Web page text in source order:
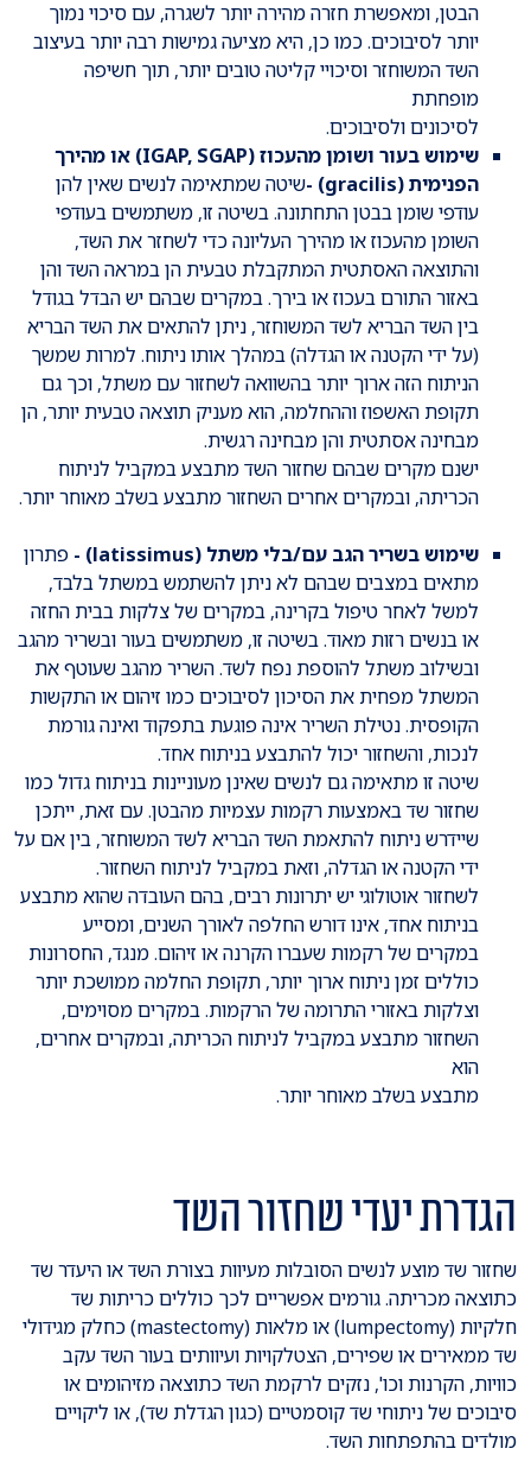
הבטן, ומאפשרת חזרה מהירה יותר לשגרה, עם סיכוי נמוך
יותר לסיבוכים. כמו כן, היא מציעה גמישות רבה יותר בעיצוב
השד המשוחזר וסיכויי קליטה טובים יותר, תוך חשיפה
מופחתת
לסיכונים ולסיבוכים.
שימוש בעור ושומן מהעכוז (IGAP, SGAP) או מהירך
הפנימית (gracilis) -
שיטה שמתאימה לנשים שאין להן
עודפי שומן בבטן התחתונה. בשיטה זו, משתמשים בעודפי
השומן מהעכוז או מהירך העליונה כדי לשחזר את השד,
והתוצאה האסתטית המתקבלת טבעית הן במראה השד והן
באזור התורם בעכוז או בירך. במקרים שבהם יש הבדל בגודל
בין השד הבריא לשד המשוחזר, ניתן להתאים את השד הבריא
(על ידי הקטנה או הגדלה) במהלך אותו ניתוח. למרות שמשך
הניתוח הזה ארוך יותר בהשוואה לשחזור עם משתל, וכך גם
תקופת האשפוז וההחלמה, הוא מעניק תוצאה טבעית יותר, הן
מבחינה אסתטית והן מבחינה רגשית.
ישנם מקרים שבהם שחזור השד מתבצע במקביל לניתוח
הכריתה, ובמקרים אחרים השחזור מתבצע בשלב מאוחר יותר.
שימוש בשריר הגב עם/בלי משתל (latissimus) -
פתרון
מתאים במצבים שבהם לא ניתן להשתמש במשתל בלבד,
למשל לאחר טיפול בקרינה, במקרים של צלקות בבית החזה
או בנשים רזות מאוד. בשיטה זו, משתמשים בעור ובשריר מהגב
ובשילוב משתל להוספת נפח לשד. השריר מהגב שעוטף את
המשתל מפחית את הסיכון לסיבוכים כמו זיהום או התקשות
הקופסית. נטילת השריר אינה פוגעת בתפקוד ואינה גורמת
לנכות, והשחזור יכול להתבצע בניתוח אחד.
שיטה זו מתאימה גם לנשים שאינן מעוניינות בניתוח גדול כמו
שחזור שד באמצעות רקמות עצמיות מהבטן. עם זאת, ייתכן
שיידרש ניתוח להתאמת השד הבריא לשד המשוחזר, בין אם על
ידי הקטנה או הגדלה, וזאת במקביל לניתוח השחזור.
לשחזור אוטולוגי יש יתרונות רבים, בהם העובדה שהוא מתבצע
בניתוח אחד, אינו דורש החלפה לאורך השנים, ומסייע
במקרים של רקמות שעברו הקרנה או זיהום. מנגד, החסרונות
כוללים זמן ניתוח ארוך יותר, תקופת החלמה ממושכת יותר
וצלקות באזורי התרומה של הרקמות. במקרים מסוימים,
השחזור מתבצע במקביל לניתוח הכריתה, ובמקרים אחרים,
הוא
מתבצע בשלב מאוחר יותר.
הגדרת יעדי שחזור השד
שחזור שד מוצע לנשים הסובלות מעיוות בצורת השד או היעדר שד
כתוצאה מכריתה. גורמים אפשריים לכך כוללים כריתות שד
חלקיות (lumpectomy) או מלאות (mastectomy) כחלק מגידולי
שד ממאירים או שפירים, הצטלקויות ועיוותים בעור השד עקב
כוויות, הקרנות וכו', נזקים לרקמת השד כתוצאה מזיהומים או
סיבוכים של ניתוחי שד קוסמטיים (כגון הגדלת שד), או ליקויים
מולדים בהתפתחות השד.